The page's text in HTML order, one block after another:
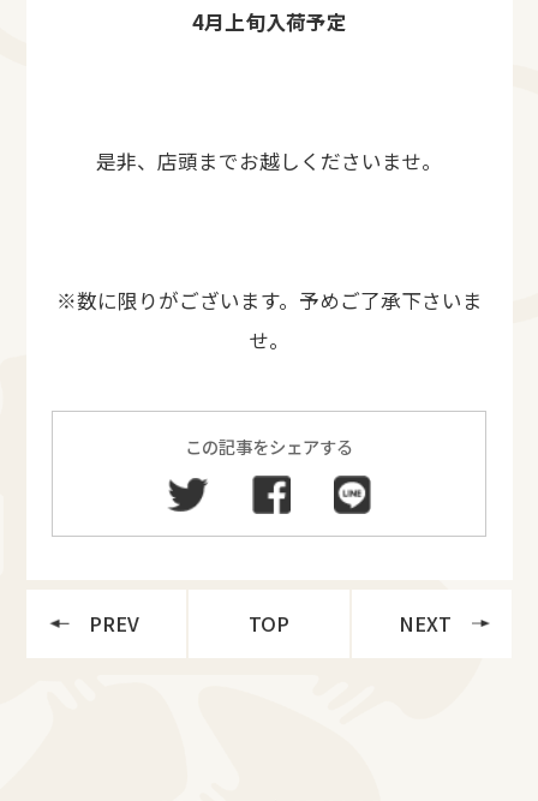
4月上旬入荷予定
是非、店頭までお越しくださいませ。
※数に限りがございます。予めご了承下さいま
せ。
この記事をシェアする
PREV TOP NEXT